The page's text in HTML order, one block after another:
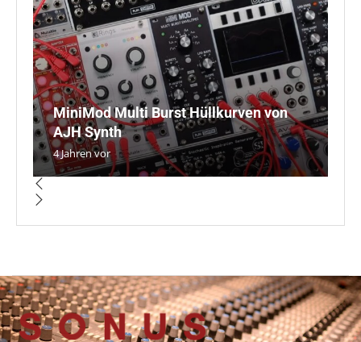
MiniMod Multi Burst Hüllkurven von
AJH Synth
4 Jahren vor